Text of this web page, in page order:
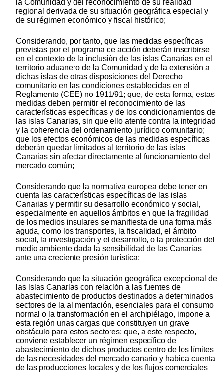
la Comunidad y del reconocimiento de su realidad
regional derivada de su situación geográfica especial y
de su régimen económico y fiscal histórico;
Considerando, por tanto, que las medidas específicas
previstas por el programa de acción deberán inscribirse
en el contexto de la inclusión de las islas Canarias en el
territorio aduanero de la Comunidad y de la extensión a
dichas islas de otras disposiciones del Derecho
comunitario en las condiciones establecidas en el
Reglamento (CEE) no 1911/91; que, de esta forma, estas
medidas deben permitir el reconocimiento de las
características específicas y de los condicionamientos de
las islas Canarias, sin que ello atente contra la integridad
y la coherencia del ordenamiento jurídico comunitario;
que los efectos económicos de las medidas específicas
deberán quedar limitados al territorio de las islas
Canarias sin afectar directamente al funcionamiento del
mercado común;
Considerando que la normativa europea debe tener en
cuenta las características específicas de las islas
Canarias y permitir su desarrollo económico y social,
especialmente en aquellos ámbitos en que la fragilidad
de los medios insulares se manifiesta de una forma más
aguda, como los transportes, la fiscalidad, el ámbito
social, la investigación y el desarrollo, o la protección del
medio ambiente dada la sensibilidad de las Canarias
ante una creciente presión turística;
Considerando que la situación geográfica excepcional de
las islas Canarias con relación a las fuentes de
abastecimiento de productos destinados a determinados
sectores de la alimentación, esenciales para el consumo
normal o la transformación en el archipiélago, impone a
esta región unas cargas que constituyen un grave
obstáculo para estos sectores; que, a este respecto,
conviene establecer un régimen específico de
abastecimiento de dichos productos dentro de los límites
de las necesidades del mercado canario y habida cuenta
de las producciones locales y de los flujos comerciales